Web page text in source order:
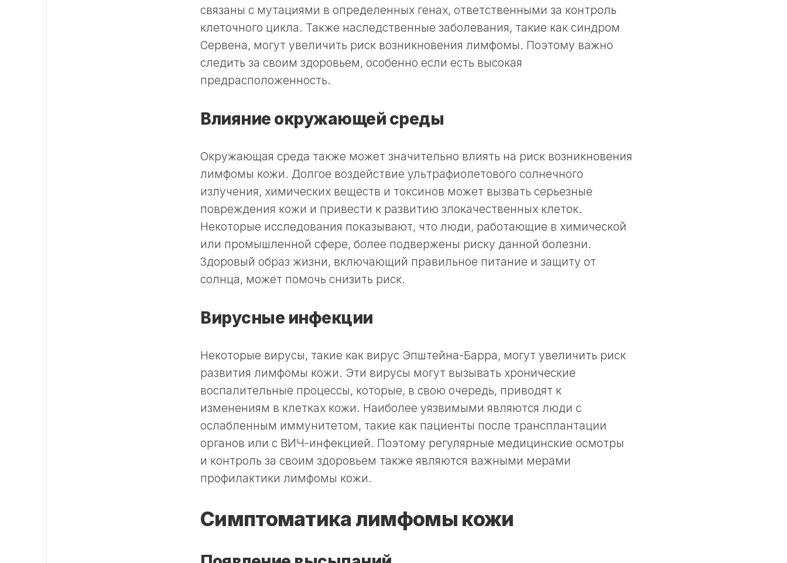
связаны с мутациями в определенных генах, ответственными за контроль
клеточного цикла. Также наследственные заболевания, такие как синдром
Сервена, могут увеличить риск возникновения лимфомы. Поэтому важно
следить за своим здоровьем, особенно если есть высокая
предрасположенность.
Влияние окружающей среды
Окружающая среда также может значительно влиять на риск возникновения
лимфомы кожи. Долгое воздействие ультрафиолетового солнечного
излучения, химических веществ и токсинов может вызвать серьезные
повреждения кожи и привести к развитию злокачественных клеток.
Некоторые исследования показывают, что люди, работающие в химической
или промышленной сфере, более подвержены риску данной болезни.
Здоровый образ жизни, включающий правильное питание и защиту от
солнца, может помочь снизить риск.
Вирусные инфекции
Некоторые вирусы, такие как вирус Эпштейна-Барра, могут увеличить риск
развития лимфомы кожи. Эти вирусы могут вызывать хронические
воспалительные процессы, которые, в свою очередь, приводят к
изменениям в клетках кожи. Наиболее уязвимыми являются люди с
ослабленным иммунитетом, такие как пациенты после трансплантации
органов или с ВИЧ-инфекцией. Поэтому регулярные медицинские осмотры
и контроль за своим здоровьем также являются важными мерами
профилактики лимфомы кожи.
Симптоматика лимфомы кожи